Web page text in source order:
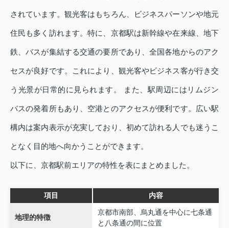
されています。観光客はもちろん、ビジネスパーソンや地元
住民も多く訪れます。特に、京都駅は新幹線や在来線、地下
鉄、バスが集結する交通の要所であり、全国各地からのアク
セスが良好です。これにより、観光客やビジネス客が行き交
う光景が日常的に見られます。 また、駅周辺にはリムジン
バスの発着所もあり、空港とのアクセスが便利です。広い駅
構内は案内表示が充実しており、初めて訪れる人でも迷うこ
となく目的地へ向かうことができます。
以下に、京都駅前エリアの特性を表にまとめました。
項目 内容
地理的特徴
京都市南部、烏丸通を中心に七条通
と八条通の間に位置